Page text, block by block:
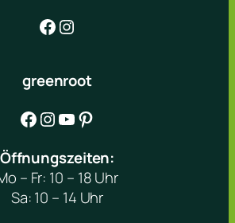
Facebook Instagram
greenroot
Facebook Instagram YouTube Pinterest
Öffnungszeiten:
– Fr: 10 – 18 Uhr
Sa: 10 – 14 Uhr